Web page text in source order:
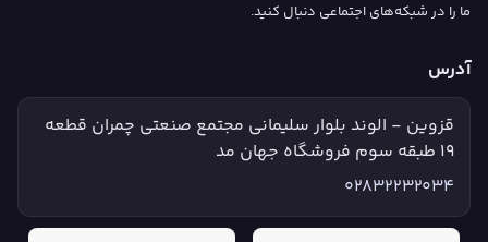
ما را در شبکه‌های اجتماعی دنبال کنید.
آدرس
قزوین - الوند بلوار سلیمانی مجتمع صنعتی چمران قطعه
۱۹ طبقه سوم فروشگاه جهان مد
02832232034